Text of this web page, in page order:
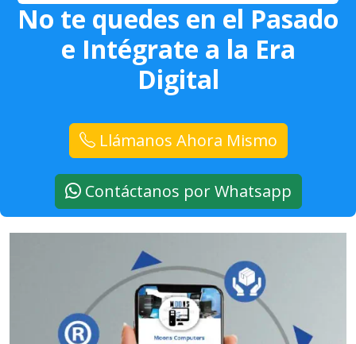
No te quedes en el Pasado
e Intégrate a la Era
Digital
Llámanos Ahora Mismo
Contáctanos por Whatsapp